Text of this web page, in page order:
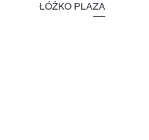
ŁÓŻKO PLAZA